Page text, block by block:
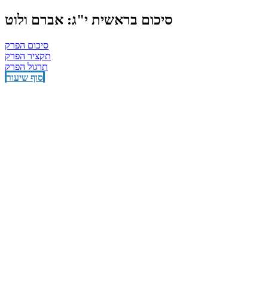
סיכום בראשית י"ג: אברם ולוט
סיכום הפרק
תקציר הפרק
תרגול הפרק
סוף שיעור